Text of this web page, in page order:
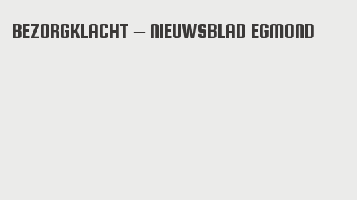
BEZORGKLACHT – NIEUWSBLAD EGMOND